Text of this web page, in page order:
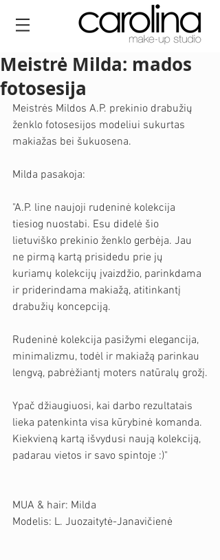
Meistrė Milda: mados
fotosesija
Meistrės Mildos A.P. prekinio drabužių
ženklo fotosesijos modeliui sukurtas
makiažas bei šukuosena.
Milda pasakoja:
"A.P. line naujoji rudeninė kolekcija
tiesiog nuostabi. Esu didelė šio
lietuviško prekinio ženklo gerbėja. Jau
ne pirmą kartą prisidedu prie jų
kuriamų kolekcijų įvaizdžio, parinkdama
ir priderindama makiažą, atitinkantį
drabužių koncepciją.
Rudeninė kolekcija pasižymi elegancija,
minimalizmu, todėl ir makiažą parinkau
lengvą, pabrėžiantį moters natūralų grožį.
Ypač džiaugiuosi, kai darbo rezultatais
lieka patenkinta visa kūrybinė komanda.
Kiekvieną kartą išvydusi naują kolekciją,
padarau vietos ir savo spintoje :)"
MUA & hair: Milda
Modelis: L. Juozaitytė-Janavičienė